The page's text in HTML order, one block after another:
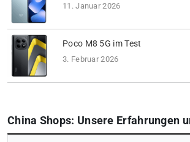
11. Januar 2026
Poco M8 5G im Test
3. Februar 2026
China Shops: Unsere Erfahrungen